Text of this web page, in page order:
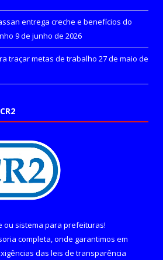
entrega creche e benefícios do
9 de junho de 2026
traçar metas de trabalho 27 de maio de
ou sistema para prefeituras!
completa, onde garantimos em
das leis de transparência